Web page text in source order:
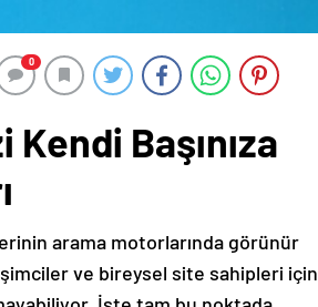
0
Başınıza
arama motorlarında görünür
ve bireysel site sahipleri için